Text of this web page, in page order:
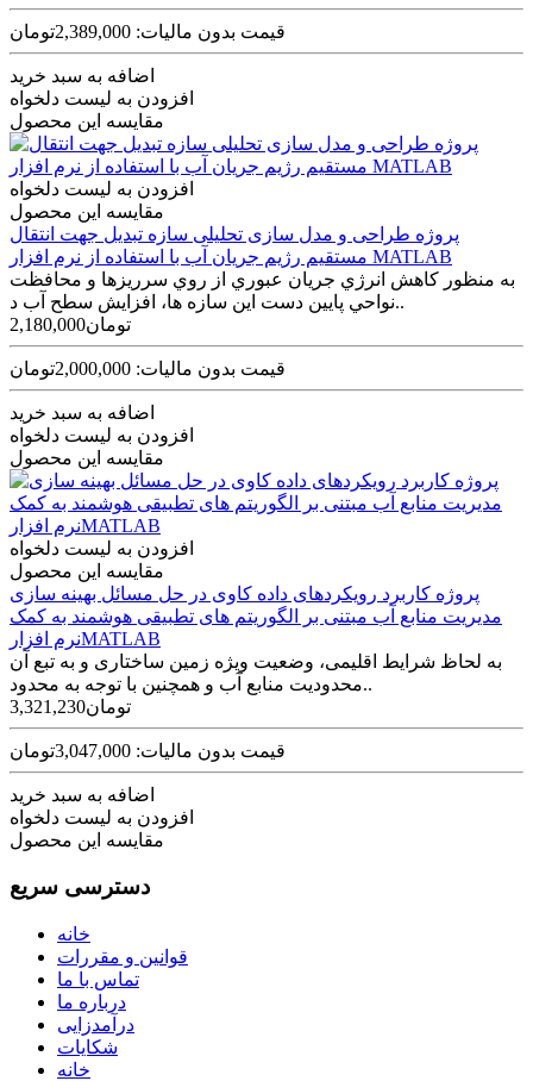
قیمت بدون مالیات: 2,389,000تومان
اضافه به سبد خرید
افزودن به لیست دلخواه
مقایسه این محصول
افزودن به لیست دلخواه
مقایسه این محصول
پروژه طراحی و مدل سازی تحلیلی سازه تبدیل جهت انتقال
مستقیم رژیم جریان آب با استفاده از نرم افزار MATLAB
به منظور کاهش انرژي جريان عبوري از روي سرريزها و محافظت
نواحي پايين دست اين سازه ها، افزايش سطح آب د..
2,180,000تومان
قیمت بدون مالیات: 2,000,000تومان
اضافه به سبد خرید
افزودن به لیست دلخواه
مقایسه این محصول
افزودن به لیست دلخواه
مقایسه این محصول
پروژه کاربرد رویکردهای داده کاوی در حل مسائل بهینه سازی
مدیریت منابع آب مبتنی بر الگوریتم های تطبیقی هوشمند به کمک
نرم افزارMATLAB
به لحاظ شرایط اقلیمی، وضعیت ویژه زمین ساختاری و به تبع آن
محدودیت منابع آب و همچنین با توجه به محدود..
3,321,230تومان
قیمت بدون مالیات: 3,047,000تومان
اضافه به سبد خرید
افزودن به لیست دلخواه
مقایسه این محصول
دسترسی سریع
خانه
قوانین و مقررات
تماس با ما
درباره ما
درآمدزایی
شکایات
خانه